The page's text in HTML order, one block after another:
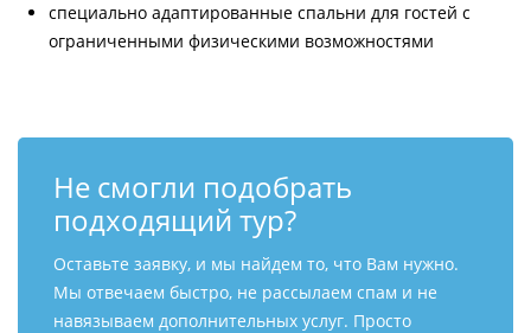
специально адаптированные спальни для гостей с
ограниченными физическими возможностями
Не смогли подобрать
подходящий тур?
Оставьте заявку, и мы найдем то, что Вам нужно.
Мы отвечаем быстро, не рассылаем спам и не
навязываем дополнительных услуг. Просто